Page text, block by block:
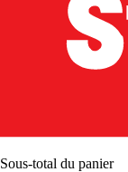
Sous-total du panier